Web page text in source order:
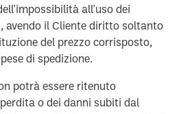
all'uso dei
avendo il Cliente diritto soltanto
del prezzo corrisposto,
di spedizione.
potrà essere ritenuto
o dei danni subiti dal